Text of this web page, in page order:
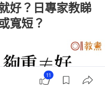
好？日專家教睇
寬短？
11